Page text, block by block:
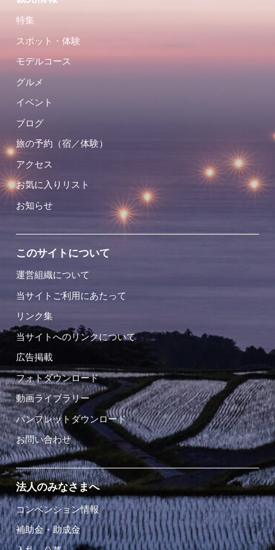
特集
スポット・体験
モデルコース
グルメ
イベント
ブログ
旅の予約（宿／体験）
アクセス
お気に入りリスト
お知らせ
このサイトについて
運営組織について
当サイトご利用にあたって
リンク集
当サイトへのリンクについて
広告掲載
フォトダウンロード
動画ライブラリー
パンフレットダウンロード
お問い合わせ
法人のみなさまへ
コンベンション情報
補助金・助成金